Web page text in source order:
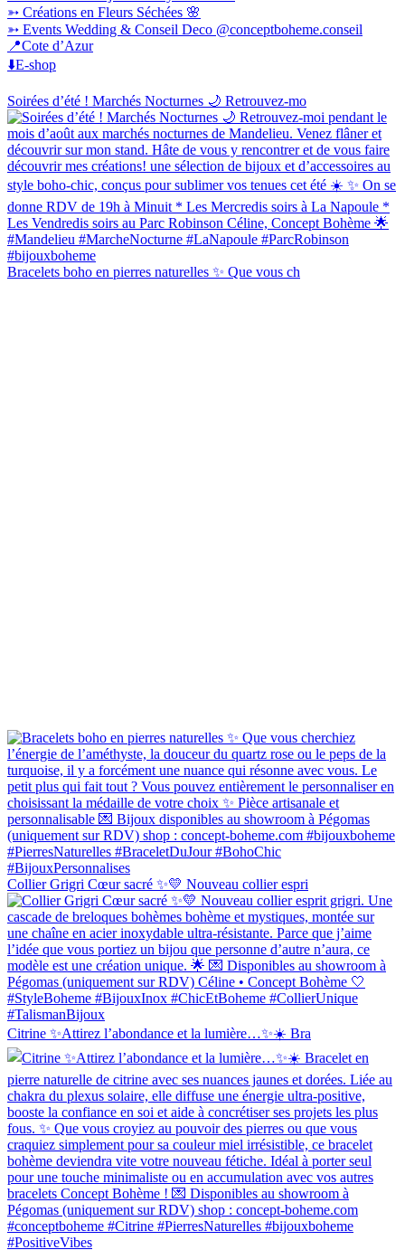
➳ Créations en Fleurs Séchées 🌸
➳ Events Wedding & Conseil Deco @conceptboheme.conseil
📍Cote d’Azur
⬇️E-shop
Soirées d’été ! Marchés Nocturnes 🌙 Retrouvez-mo
Bracelets boho en pierres naturelles ✨ Que vous ch
Collier Grigri Cœur sacré ✨💛 Nouveau collier espri
Citrine ✨Attirez l’abondance et la lumière…✨☀️ Bra